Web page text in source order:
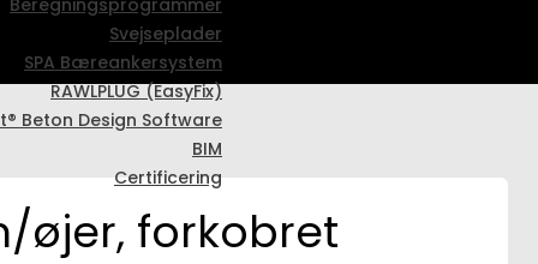
Beregningsprogrammer
Svejseplader
SPA Bæreankersystem
RAWLPLUG (EasyFix)
Beton Design Software
BIM
Certificering
øjer, forkobret